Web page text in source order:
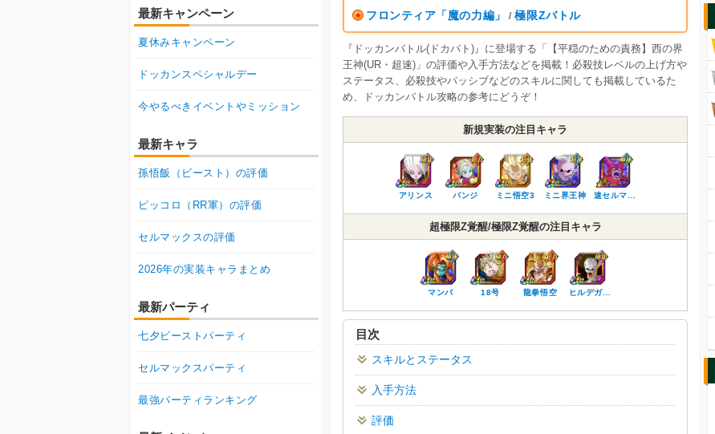
フロンティア「魔の力編」
/ 極限Zバトル
『ドッカンバトル(ドカバト)』に登場する「【平穏のための責務】西の界
王神(UR・超速)」の評価や入手方法などを掲載！必殺技レベルの上げ方や
ステータス、必殺技やパッシブなどのスキルに関しても掲載しているた
め、ドッカンバトル攻略の参考にどうぞ！
新規実装の注目キャラ
アリンス パンジ ミニ悟空3 ミニ界王神 速セルマ…
超極限Z覚醒/極限Z覚醒の注目キャラ
マンバ 18号 龍拳悟空 ヒルデガ…
目次
スキルとステータス
入手方法
評価
最新キャンペーン
夏休みキャンペーン
ドッカンスペシャルデー
今やるべきイベントやミッション
最新キャラ
孫悟飯（ビースト）の評価
ピッコロ（RR軍）の評価
セルマックスの評価
2026年の実装キャラまとめ
最新パーティ
七夕ビーストパーティ
セルマックスパーティ
最強パーティランキング